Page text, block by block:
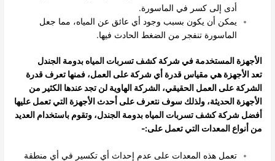
أدى إلى كسر في الماسورة.
يمكن أن يكون بسبب وجود أي عائق عن المياه، مما جعل
الماسورة تنفجر من الضغط الحادث فيها.
الأجهزة المستخدمة في شركة كشف تسربات المياه بدومة الجندل
تعد الأجهزة هي مقياس قدرة أي شركة على العمل، فمنها تعرف قدرة
الشركة على العمل الحقيقي، الشركة الهاوية لن تجد عندها الكثير من
الأجهزة الحديثة، ولذلك سوف نتعرف على أحدث الأجهزة التي تعمل عليها
أفضل شركة كشف تسربات المياه بدومة الجندل، وتقوم باستخدام العديد
من أنواع المعدات التي تعمل على:-
تعمل هذه المعدات على عدم إحداث أي تكسير في أي منطقة